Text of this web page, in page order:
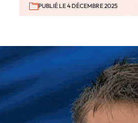
PUBLIÉ LE 4 DÉCEMBRE 2025